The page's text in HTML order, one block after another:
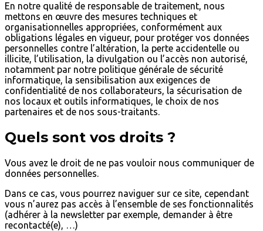
En notre qualité de responsable de traitement, nous
mettons en œuvre des mesures techniques et
organisationnelles appropriées, conformément aux
obligations légales en vigueur, pour protéger vos données
personnelles contre l’altération, la perte accidentelle ou
illicite, l’utilisation, la divulgation ou l’accès non autorisé,
notamment par notre politique générale de sécurité
informatique, la sensibilisation aux exigences de
confidentialité de nos collaborateurs, la sécurisation de
nos locaux et outils informatiques, le choix de nos
partenaires et de nos sous-traitants.
Quels sont vos droits ?
Vous avez le droit de ne pas vouloir nous communiquer de
données personnelles.
Dans ce cas, vous pourrez naviguer sur ce site, cependant
vous n’aurez pas accès à l’ensemble de ses fonctionnalités
(adhérer à la newsletter par exemple, demander à être
recontacté(e), …)